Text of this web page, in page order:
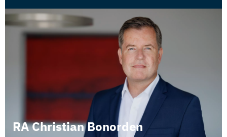
RA Christian Bonorden